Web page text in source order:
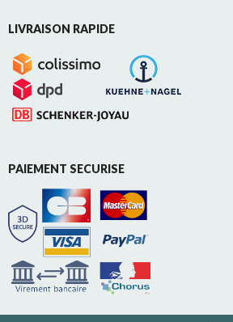
LIVRAISON RAPIDE
PAIEMENT SECURISE